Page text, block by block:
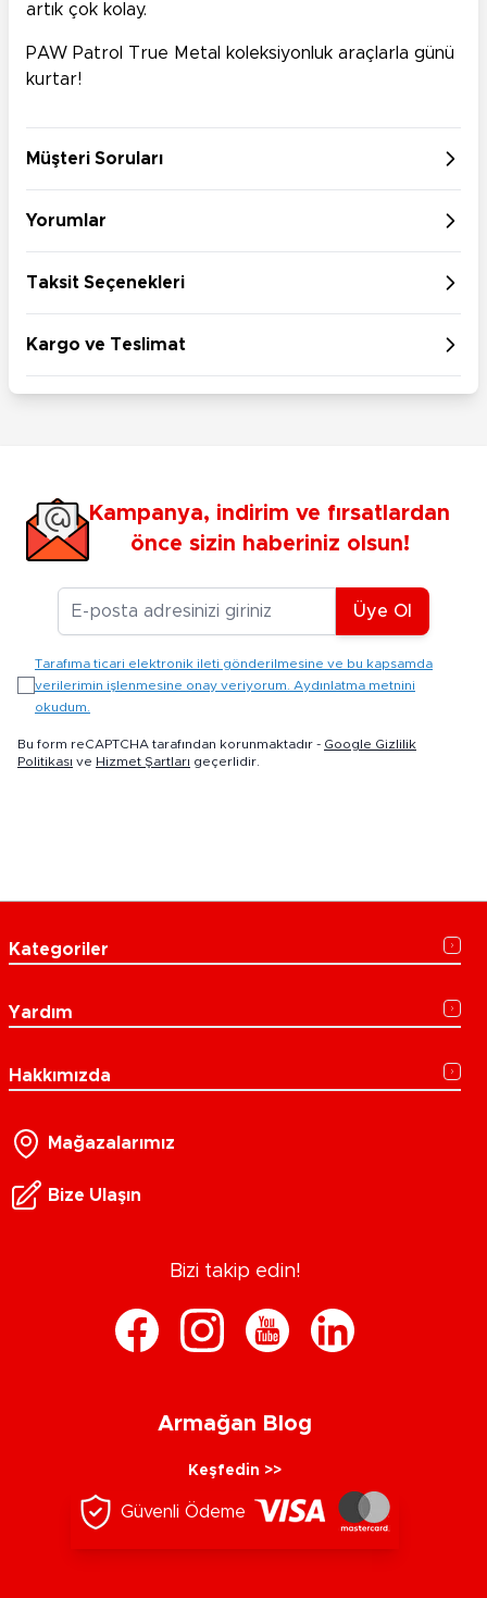
artık çok kolay.
PAW Patrol True Metal koleksiyonluk araçlarla günü
kurtar!
Müşteri Soruları
Yorumlar
Taksit Seçenekleri
Kargo ve Teslimat
Kampanya, indirim ve fırsatlardan
önce sizin haberiniz olsun!
E-posta Adresiniz
Üye Ol
Tarafıma ticari elektronik ileti gönderilmesine ve bu kapsamda
verilerimin işlenmesine onay veriyorum. Aydınlatma metnini
okudum.
Bu form reCAPTCHA tarafından korunmaktadır - Google Gizlilik
Politikası ve Hizmet Şartları geçerlidir.
Kategoriler
Yardım
Hakkımızda
Mağazalarımız
Bize Ulaşın
Bizi takip edin!
Armağan Blog
Keşfedin >>
Güvenli Ödeme